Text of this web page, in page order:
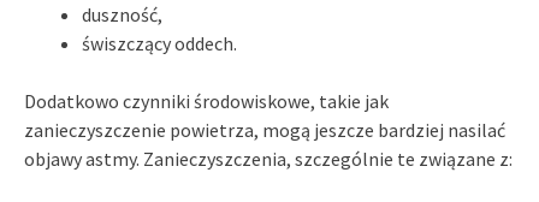
duszność,
świszczący oddech.
Dodatkowo czynniki środowiskowe, takie jak
zanieczyszczenie powietrza, mogą jeszcze bardziej nasilać
objawy astmy. Zanieczyszczenia, szczególnie te związane z: